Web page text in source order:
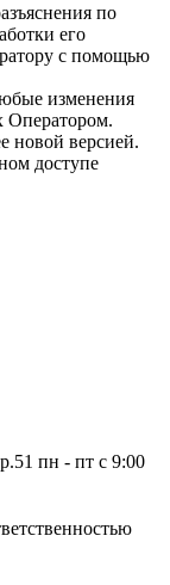
по
его
с помощью
изменения
Оператором.
новой версией.
доступе
пн - пт с 9:00